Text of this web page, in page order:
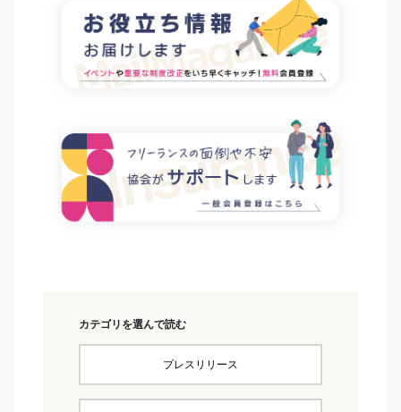
カテゴリを選んで読む
プレスリリース